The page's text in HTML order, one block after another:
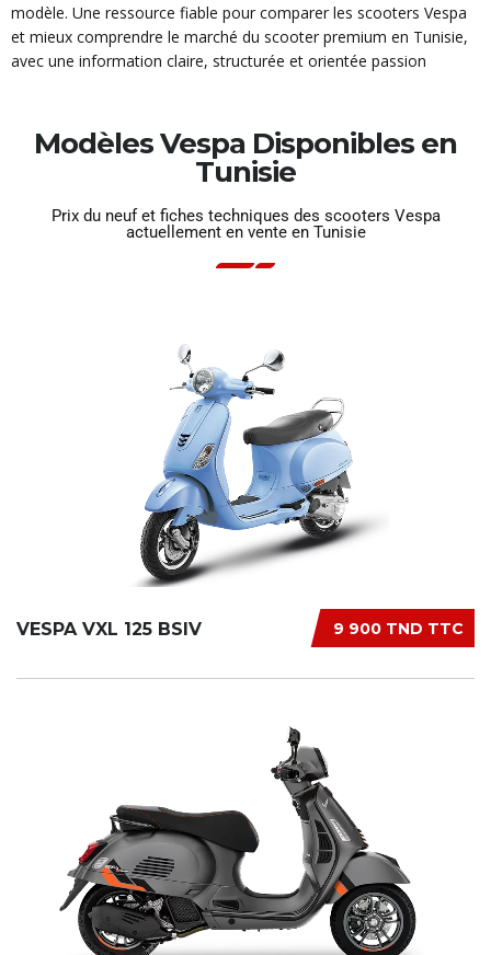
modèle. Une ressource fiable pour comparer les scooters Vespa
et mieux comprendre le marché du scooter premium en Tunisie,
avec une information claire, structurée et orientée passion
Modèles Vespa Disponibles en
Tunisie
Prix du neuf et fiches techniques des scooters Vespa
actuellement en vente en Tunisie
9 900 TND TTC
VESPA VXL 125 BSIV